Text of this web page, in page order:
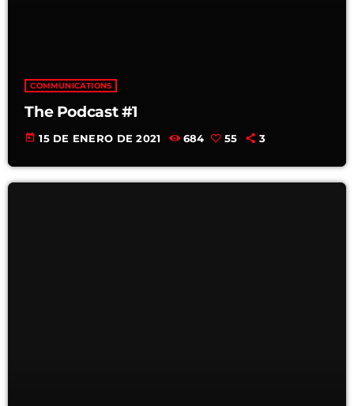
COMMUNICATIONS
The Podcast #1
today 15 DE ENERO DE 2021 684 55 3